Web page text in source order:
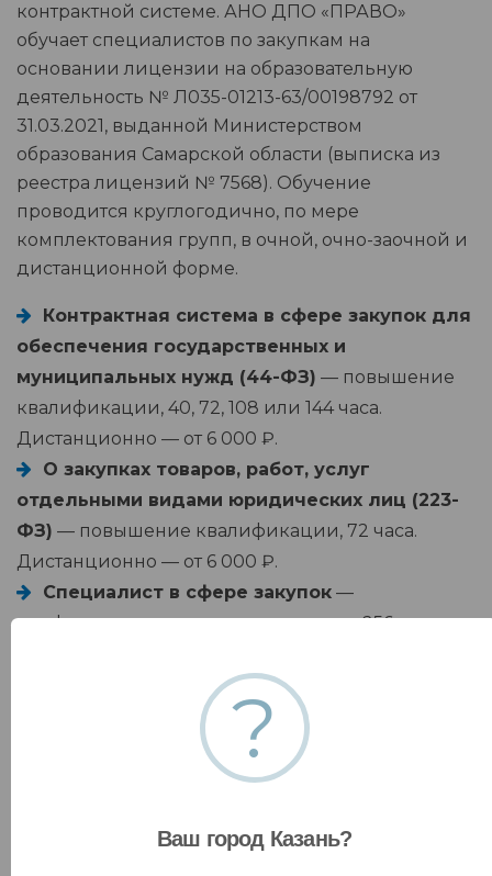
контрактной системе. АНО ДПО «ПРАВО»
обучает специалистов по закупкам на
основании лицензии на образовательную
деятельность № Л035-01213-63/00198792 от
31.03.2021, выданной Министерством
образования Самарской области (выписка из
реестра лицензий № 7568). Обучение
проводится круглогодично, по мере
комплектования групп, в очной, очно-заочной и
дистанционной форме.
Контрактная система в сфере закупок для
обеспечения государственных и
муниципальных нужд (44-ФЗ) — повышение
квалификации, 40, 72, 108 или 144 часа.
Дистанционно — от 6 000 ₽.
О закупках товаров, работ, услуг
отдельными видами юридических лиц (223-
ФЗ) — повышение квалификации, 72 часа.
Дистанционно — от 6 000 ₽.
Специалист в сфере закупок —
профессиональная переподготовка, 256 часов,
Основы профилактики коррупции
повышение квалификации, 18 часов.
Дистанционно — от 2 800 ₽.
?
Ваш город Казань?